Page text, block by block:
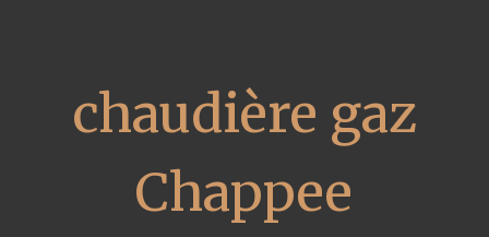
chaudière gaz
Chappee